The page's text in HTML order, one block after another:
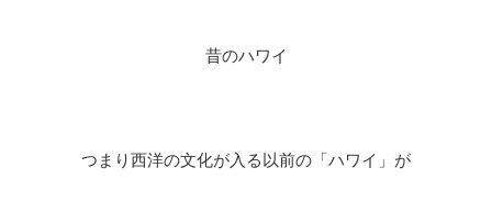
昔のハワイ
つまり西洋の文化が入る以前の「ハワイ」が